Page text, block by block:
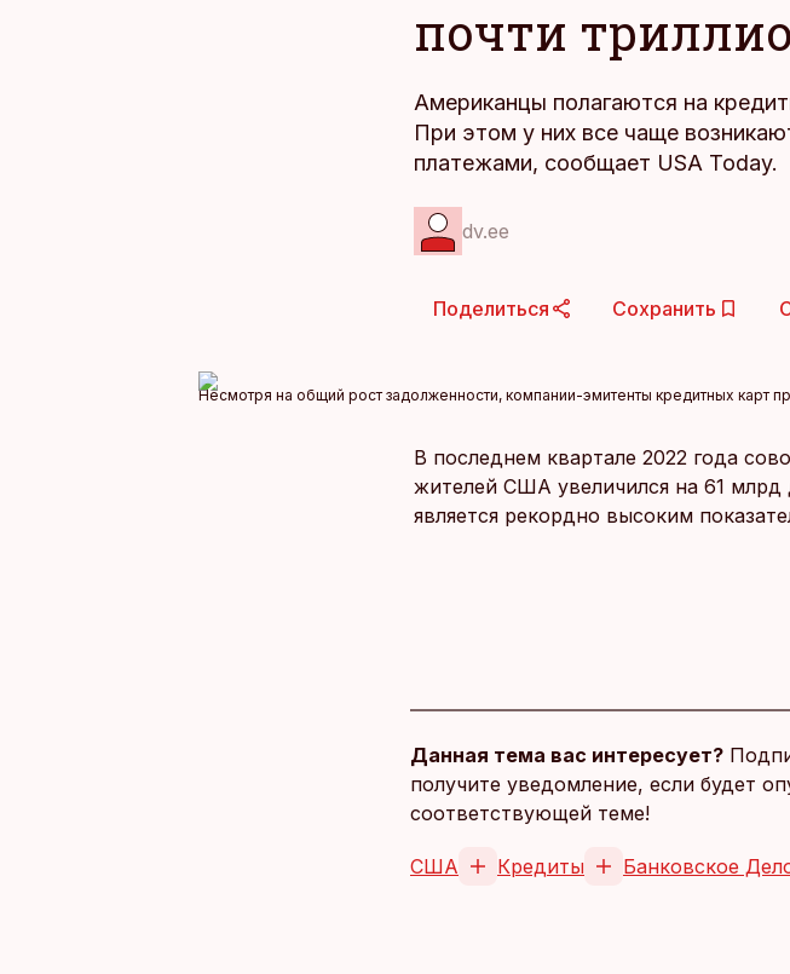
почти
Американцы полагаются на
При этом у них все чаще
платежами, сообщает USA Today.
dv.ee
Поделиться Сохранить
Несмотря на общий рост задолженности, компании-эмитенты кредитных карт
В последнем квартале 2022 года
жителей США увеличился на 61
является рекордно высоким
Данная тема вас интересует?
получите уведомление, если будет
соответствующей теме!
США Кредиты Банковское